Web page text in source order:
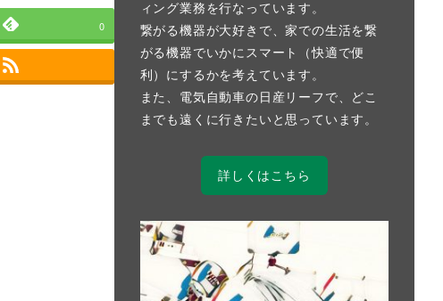
0
ィング業務を行なっています。
繋がる機器が大好きで、家での生活を繋
がる機器でいかにスマート（快適で便
利）にするかを考えています。
また、電気自動車の日産リーフで、どこ
までも遠くに行きたいと思っています。
詳しくはこちら